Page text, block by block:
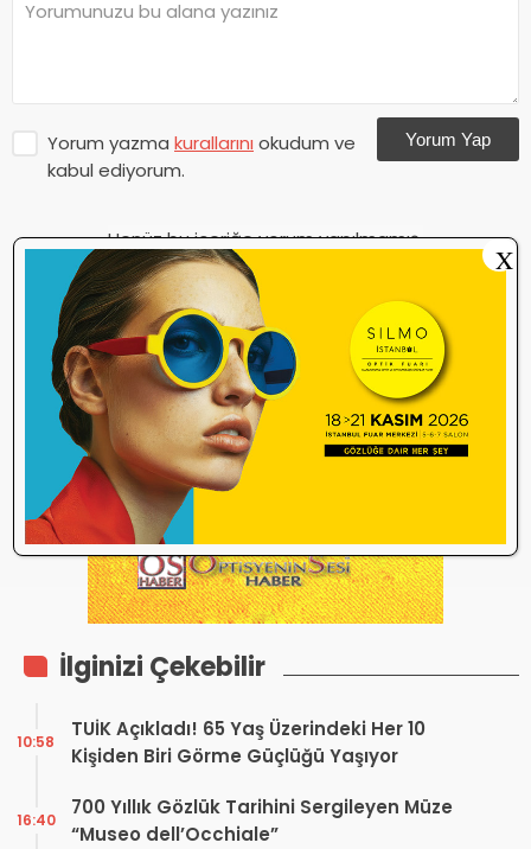
Yorum yazma kurallarını okudum ve
kabul ediyorum.
Yorum Yap
Henüz bu içeriğe yorum yapılmamış.
İlk yorum yapan olmak ister misiniz?
İlginizi Çekebilir
TUİK Açıkladı! 65 Yaş Üzerindeki Her 10
Kişiden Biri Görme Güçlüğü Yaşıyor
10:58
700 Yıllık Gözlük Tarihini Sergileyen Müze
“Museo dell’Occhiale”
16:40
X